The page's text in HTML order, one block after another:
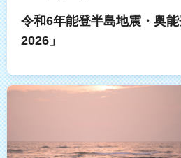
令和6年能登半島地震・奥
2026」